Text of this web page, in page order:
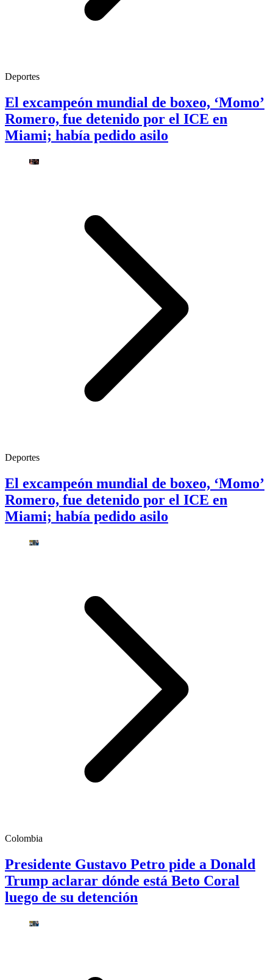
Deportes
El excampeón mundial de boxeo, ‘Momo’
Romero, fue detenido por el ICE en
Miami; había pedido asilo
Deportes
El excampeón mundial de boxeo, ‘Momo’
Romero, fue detenido por el ICE en
Miami; había pedido asilo
Colombia
Presidente Gustavo Petro pide a Donald
Trump aclarar dónde está Beto Coral
luego de su detención